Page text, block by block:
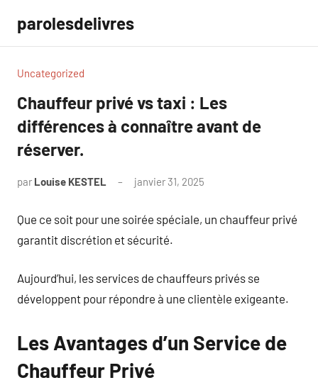
contenu
parolesdelivres
Uncategorized
Chauffeur privé vs taxi : Les
différences à connaître avant de
réserver.
par Louise KESTEL janvier 31, 2025
Que ce soit pour une soirée spéciale, un chauffeur privé
garantit discrétion et sécurité.
Aujourd’hui, les services de chauffeurs privés se
développent pour répondre à une clientèle exigeante.
Les Avantages d’un Service de
Chauffeur Privé